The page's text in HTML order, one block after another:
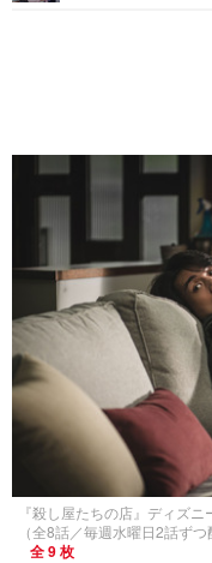
『殺し屋たちの店』ディズ
（全8話／毎週水曜日2話ず
全 9 枚